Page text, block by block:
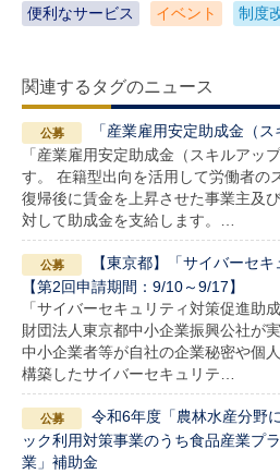
便利なサービス イベント 制度
関連するタグのニュース
「産業雇用安定助成金（
「産業雇用安定助成金（スキルアッ
す。 在籍型出向を活用して労働者の
復帰後に賃金を上昇させた事業主及
対して助成金を支給します。…
【東京都】「サイバーセ
【第2回申請期間：9/10～9/17】
「サイバーセキュリティ対策促進助
財団法人東京都中小企業振興公社が
中小企業者等が自社の企業秘密や個
構築したサイバーセキュリテ…
令和6年度「農林水産分野
ック利用対策事業のうち食品産業プ
業」補助金